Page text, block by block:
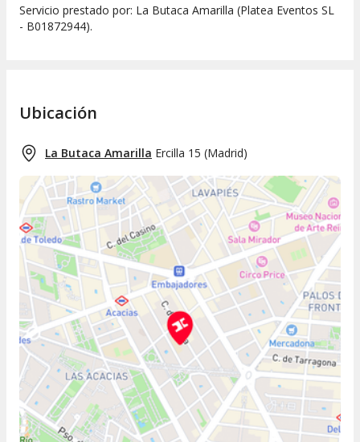
Servicio prestado por: La Butaca Amarilla (Platea Eventos SL
- B01872944).
Ubicación
La Butaca Amarilla Ercilla 15 (Madrid)